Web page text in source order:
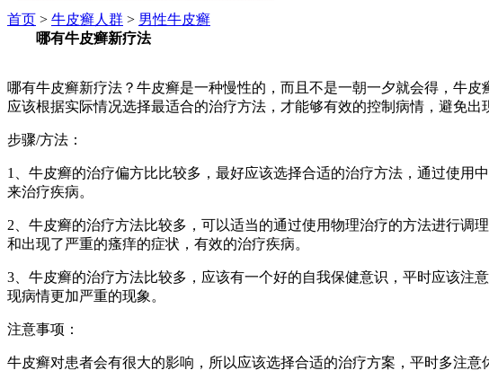
首页 > 牛皮癣人群 > 男性牛皮癣
哪有牛皮癣新疗法
哪有牛皮癣新疗法？牛皮癣是一种慢性的，而且不是一朝一夕就会得，牛
应该根据实际情况选择最适合的治疗方法，才能够有效的控制病情，避免
步骤/方法：
1、牛皮癣的治疗偏方比比较多，最好应该选择合适的治疗方法，通过使
来治疗疾病。
2、牛皮癣的治疗方法比较多，可以适当的通过使用物理治疗的方法进行调
和出现了严重的瘙痒的症状，有效的治疗疾病。
3、牛皮癣的治疗方法比较多，应该有一个好的自我保健意识，平时应该注
现病情更加严重的现象。
注意事项：
牛皮癣对患者会有很大的影响，所以应该选择合适的治疗方案，平时多注